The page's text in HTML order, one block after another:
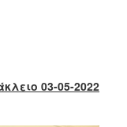
03-05-2022